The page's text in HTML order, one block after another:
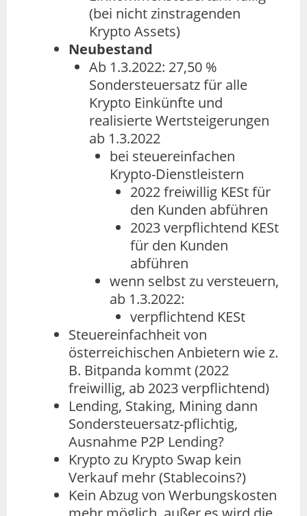
(bei nicht zinstragenden
Krypto Assets)
Neubestand
Ab 1.3.2022: 27,50 %
Sondersteuersatz für alle
Krypto Einkünfte und
realisierte Wertsteigerungen
ab 1.3.2022
bei steuereinfachen
Krypto-Dienstleistern
2022 freiwillig KESt für
den Kunden abführen
2023 verpflichtend KESt
für den Kunden
abführen
wenn selbst zu versteuern,
ab 1.3.2022:
verpflichtend KESt
Steuereinfachheit von
österreichischen Anbietern wie z.
B. Bitpanda kommt (2022
freiwillig, ab 2023 verpflichtend)
Lending, Staking, Mining dann
Sondersteuersatz-pflichtig,
Ausnahme P2P Lending?
Krypto zu Krypto Swap kein
Verkauf mehr (Stablecoins?)
Kein Abzug von Werbungskosten